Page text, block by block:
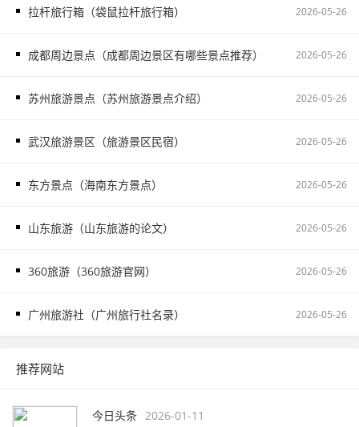
拉杆旅行箱（袋鼠拉杆旅行箱） 2026-05-26
成都周边景点（成都周边景区有哪些景点推荐） 2026-05-26
苏州旅游景点（苏州旅游景点介绍） 2026-05-26
武汉旅游景区（旅游景区民宿） 2026-05-26
东方景点（海南东方景点） 2026-05-26
山东旅游（山东旅游的论文） 2026-05-26
360旅游（360旅游官网） 2026-05-26
广州旅游社（广州旅行社名录） 2026-05-26
推荐网站
今日头条 2026-01-11